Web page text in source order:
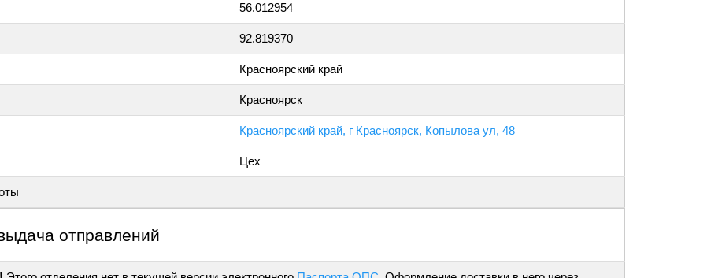
56.012954
92.819370
Красноярский край
Красноярск
Красноярский край, г Красноярск, Копылова ул, 48
Цех
отправлений